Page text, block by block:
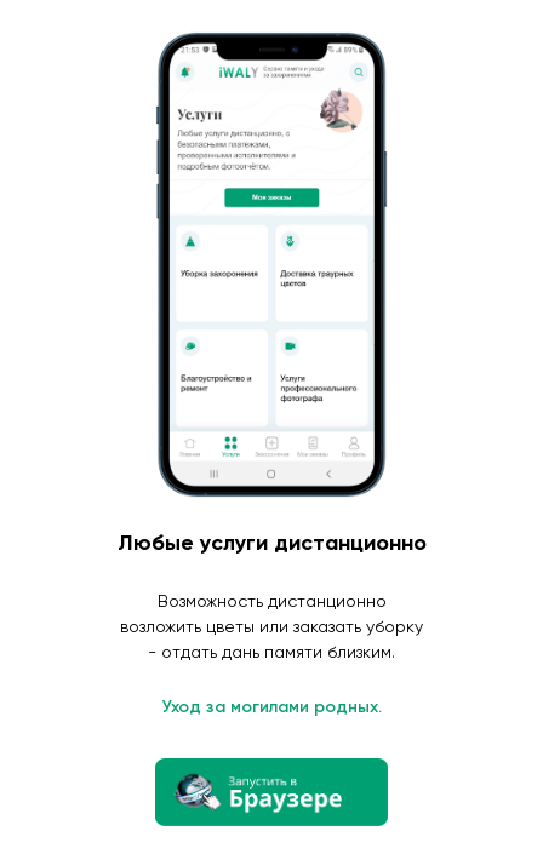
Любые услуги дистанционно
Возможность дистанционно
возложить цветы или заказать уборку
- отдать дань памяти близким.
Уход за могилами родных.